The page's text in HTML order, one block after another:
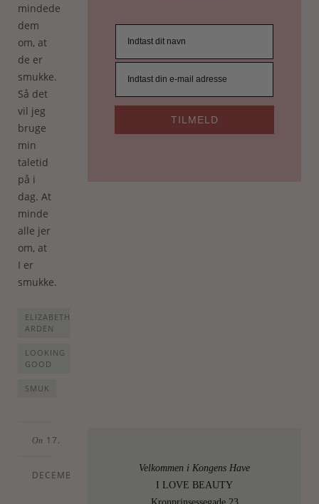
mindede
dem
om, at
de er
smukke.
Så det
vil jeg
bruge
min
taletid
på i
dag. At
minde
alle jer
om, at
I er
smukke.
ELIZABETH
ARDEN
LOOKING
GOOD
SMUK
On 17.
DECEMBER
TILMELD
Velkommen i Kongens Have
I LOVE BEAUTY